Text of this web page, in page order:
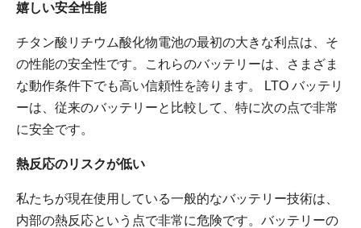
嬉しい安全性能
チタン酸リチウム酸化物電池の最初の大きな利点は、そ
の性能の安全性です。これらのバッテリーは、さまざま
な動作条件下でも高い信頼性を誇ります。 LTO バッテリ
ーは、従来のバッテリーと比較して、特に次の点で非常
に安全です。
熱反応のリスクが低い
私たちが現在使用している一般的なバッテリー技術は、
内部の熱反応という点で非常に危険です。バッテリーの